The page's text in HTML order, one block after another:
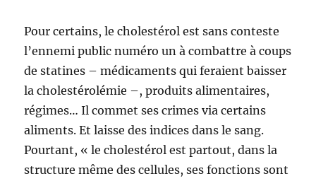
Pour certains, le cholestérol est sans conteste
l’ennemi public numéro un à combattre à coups
de statines – médicaments qui feraient baisser
la cholestérolémie –, produits alimentaires,
régimes… Il commet ses crimes via certains
aliments. Et laisse des indices dans le sang.
Pourtant, « le cholestérol est partout, dans la
structure même des cellules, ses fonctions sont